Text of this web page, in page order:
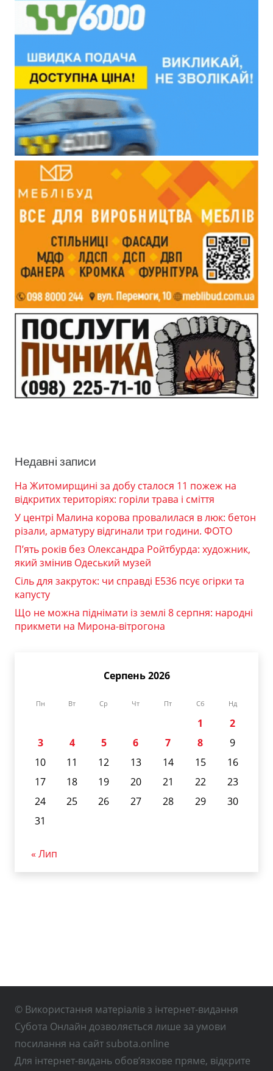
Недавні записи
На Житомирщині за добу сталося 11 пожеж на
відкритих територіях: горіли трава і сміття
У центрі Малина корова провалилася в люк: бетон
різали, арматуру відгинали три години. ФОТО
П’ять років без Олександра Ройтбурда: художник,
який змінив Одеський музей
Сіль для закруток: чи справді Е536 псує огірки та
капусту
Що не можна піднімати із землі 8 серпня: народні
прикмети на Мирона-вітрогона
Серпень 2026
Пн Вт Ср Чт Пт Сб Нд
1
2
3
4 5 6 7 8
9
10
11 12 13 14 15
16
17
18 19 20 21 22
23
24
25 26 27 28 29
30
31
« Лип
© Використання матеріалів з інтернет-видання
Субота Онлайн дозволяється лише за умови
посилання на сайт subota.online
Для інтернет-видань обов’язкове пряме, відкрите